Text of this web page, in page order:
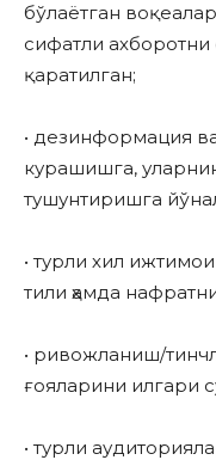
бўлаётган
сифатли
қаратилган;
• дезинформация
курашишга,
тушунтиришга
• турли хил
тили ҳамда
• ривожланиш/
ғояларини илгари
• турли